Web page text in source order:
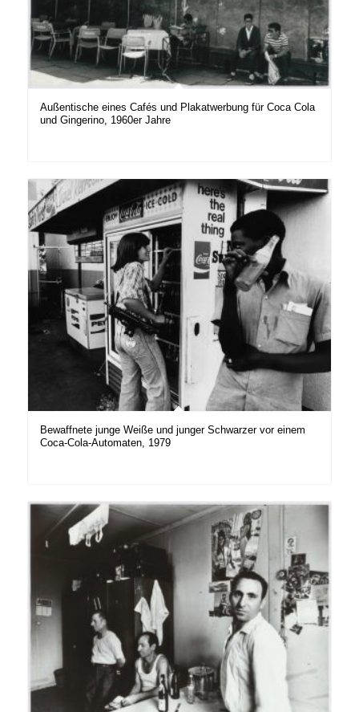
Außentische eines Cafés und Plakatwerbung für Coca Cola
und Gingerino, 1960er Jahre
Bewaffnete junge Weiße und junger Schwarzer vor einem
Coca-Cola-Automaten, 1979